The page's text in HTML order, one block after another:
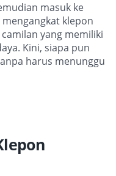
masuk ke
klepon
yang memiliki
Kini, siapa pun
harus menunggu